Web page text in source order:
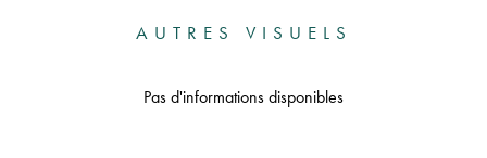
AUTRES VISUELS
Pas d'informations disponibles